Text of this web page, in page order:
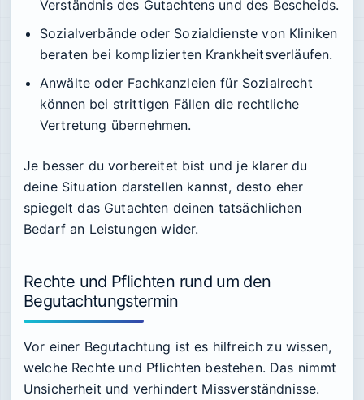
Verständnis des Gutachtens und des Bescheids.
Sozialverbände oder Sozialdienste von Kliniken
beraten bei komplizierten Krankheitsverläufen.
Anwälte oder Fachkanzleien für Sozialrecht
können bei strittigen Fällen die rechtliche
Vertretung übernehmen.
Je besser du vorbereitet bist und je klarer du
deine Situation darstellen kannst, desto eher
spiegelt das Gutachten deinen tatsächlichen
Bedarf an Leistungen wider.
Rechte und Pflichten rund um den
Begutachtungstermin
Vor einer Begutachtung ist es hilfreich zu wissen,
welche Rechte und Pflichten bestehen. Das nimmt
Unsicherheit und verhindert Missverständnisse.